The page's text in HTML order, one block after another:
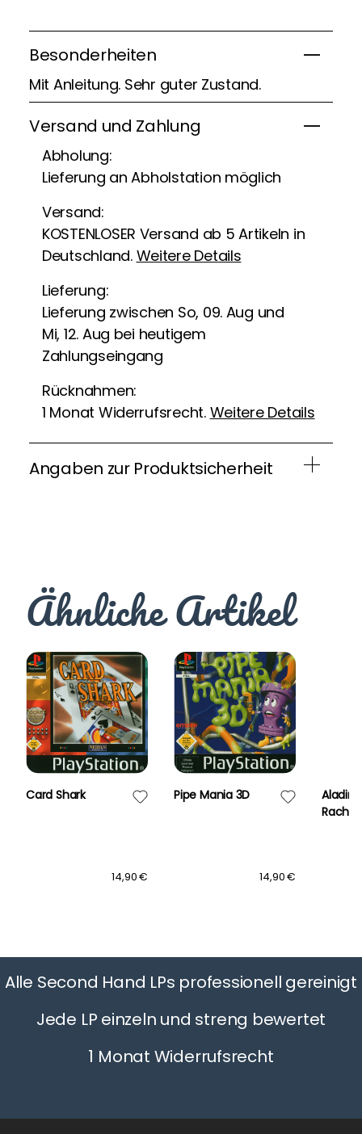
Besonderheiten
Mit Anleitung. Sehr guter Zustand.
Versand und Zahlung
Abholung:
Lieferung an Abholstation möglich
Versand:
KOSTENLOSER Versand ab 5 Artikeln in
Deutschland. Weitere Details
Lieferung:
Lieferung zwischen So, 09. Aug und
Mi, 12. Aug bei heutigem
Zahlungseingang
Rücknahmen:
1 Monat Widerrufsrecht. Weitere Details
Angaben zur Produktsicherheit
Ähnliche Artikel
Card Shark
14,90 €
Pipe Mania 3D
14,90 €
Aladin
Rache
Alle Second Hand LPs professionell gereinigt
Jede LP einzeln und streng bewertet
1 Monat Widerrufsrecht